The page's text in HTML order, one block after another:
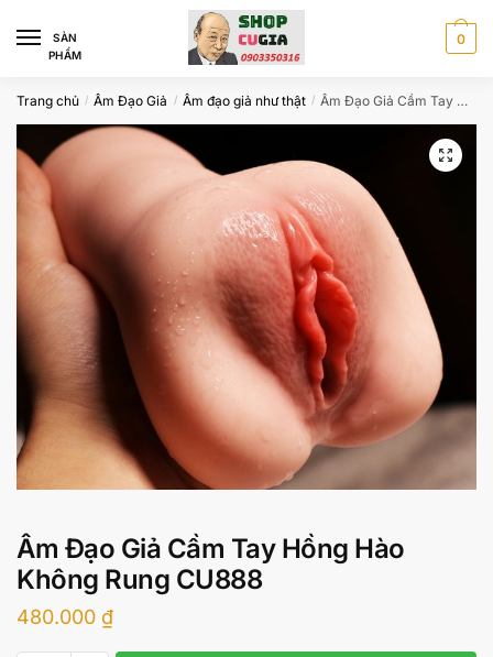
navigation
content
SÀN
PHẨM
0
Trang chủ / Âm Đạo Giả / Âm đạo giả như thật / Âm Đạo Giả Cầm Tay Hồng Hào Không Rung CU888
Âm Đạo Giả Cầm Tay Hồng Hào
Không Rung CU888
480.000 ₫